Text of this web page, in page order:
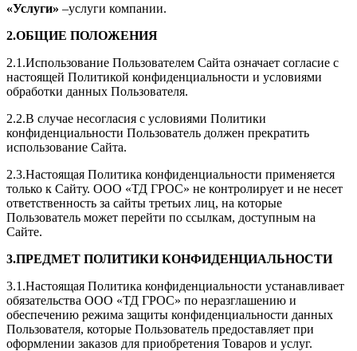
«Услуги» –услуги компании.
2.ОБЩИЕ ПОЛОЖЕНИЯ
2.1.Использование Пользователем Сайта означает согласие с
настоящей Политикой конфиденциальности и условиями
обработки данных Пользователя.
2.2.В случае несогласия с условиями Политики
конфиденциальности Пользователь должен прекратить
использование Сайта.
2.3.Настоящая Политика конфиденциальности применяется
только к Сайту. ООО «ТД ГРОС» не контролирует и не несет
ответственность за сайты третьих лиц, на которые
Пользователь может перейти по ссылкам, доступным на
Сайте.
3.ПРЕДМЕТ ПОЛИТИКИ КОНФИДЕНЦИАЛЬНОСТИ
3.1.Настоящая Политика конфиденциальности устанавливает
обязательства ООО «ТД ГРОС» по неразглашению и
обеспечению режима защиты конфиденциальности данных
Пользователя, которые Пользователь предоставляет при
оформлении заказов для приобретения Товаров и услуг.